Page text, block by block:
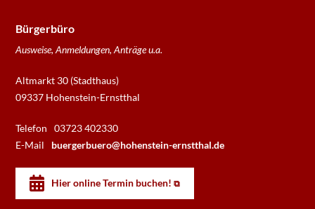
Bürgerbüro
Ausweise, Anmeldungen, Anträge u.a.
Altmarkt 30 (Stadthaus)
09337 Hohenstein-Ernstthal
Telefon
03723 402330
E-Mail
buergerbuero@hohenstein-ernstthal.de
Hier online Termin buchen!